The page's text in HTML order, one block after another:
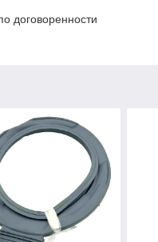
договоренности